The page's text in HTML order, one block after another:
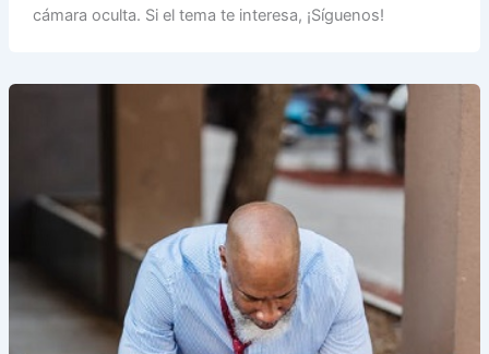
cámara oculta. Si el tema te interesa, ¡Síguenos!